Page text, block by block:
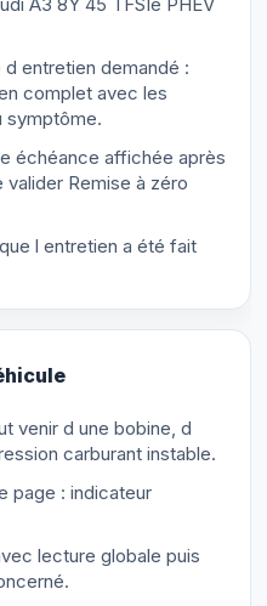
entretien demandé :
complet avec les
symptôme.
échéance affichée après
Remise à zéro
l entretien a été fait
venir d une bobine, d
carburant instable.
page : indicateur
lecture globale puis